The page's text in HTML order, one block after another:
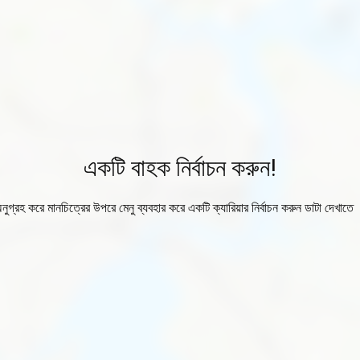
একটি বাহক নির্বাচন করুন!
করে মানচিত্রের উপরে মেনু ব্যবহার করে একটি ক্যারিয়ার নির্বাচন করুন ডাটা